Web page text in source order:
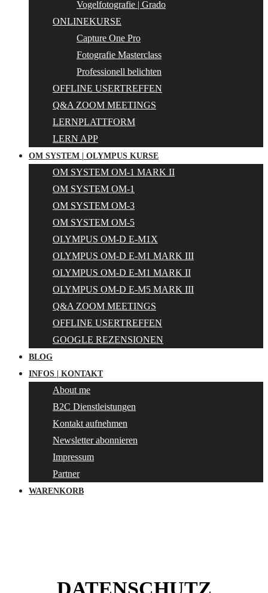
Vogelfotografie | Grado
ONLINEKURSE
Capture One Pro
Fotografie Masterclass
Professionell belichten
OFFLINE USERTREFFEN
Q&A ZOOM MEETINGS
LERNPLATTFORM
LERN APP
OM SYSTEM | OLYMPUS KURSE
OM SYSTEM OM-1 MARK II
OM SYSTEM OM-1
OM SYSTEM OM-3
OM SYSTEM OM-5
OLYMPUS OM-D E-M1X
OLYMPUS OM-D E-M1 MARK III
OLYMPUS OM-D E-M1 MARK II
OLYMPUS OM-D E-M5 MARK III
Q&A ZOOM MEETINGS
OFFLINE USERTREFFEN
GOOGLE REZENSIONEN
BLOG
INFOS | KONTAKT
About me
B2C Dienstleistungen
Kontakt aufnehmen
Newsletter abonnieren
Impressum
Partner
WARENKORB
DATENSCHUTZ